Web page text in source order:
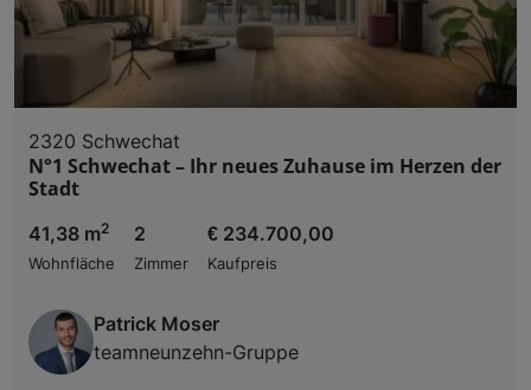
2320 Schwechat
N°1 Schwechat – Ihr neues Zuhause im Herzen der
Stadt
41,38 m2
Wohnfläche
2
Zimmer
€ 234.700,00
Kaufpreis
Patrick Moser
teamneunzehn-Gruppe